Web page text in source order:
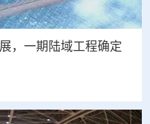
，一期陆域工程确定